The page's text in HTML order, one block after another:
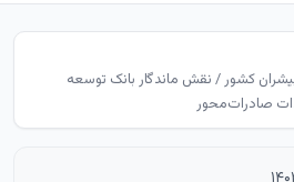
کشور / نقش ماندگار بانک توسعه
صادرات‌محور